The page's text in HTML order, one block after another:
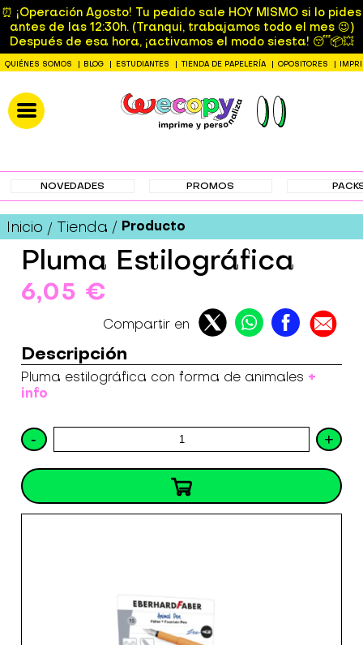
⏰ ¡Operación Agosto! Tu pedido sale HOY MISMO si lo pides
antes de las 12:30h. (Tranqui, trabajamos todo el mes 😉)
Después de esa hora, ¡activamos el modo siesta! 😴📦💥
QUIÉNES SOMOS BLOG ESTUDIANTES TIENDA DE PAPELERÍA OPOSITORES
NOVEDADES PROMOS
Inicio Tienda Producto
Pluma Estilográfica
6,05 €
Compartir en
Descripción
Pluma estilográfica con forma de animales +
info
- +